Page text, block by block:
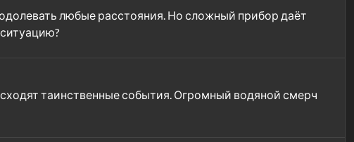
любые расстояния. Но сложный прибор даёт
таинственные события. Огромный водяной смерч